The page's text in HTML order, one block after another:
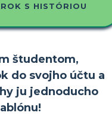
S HISTÓRIOU
študentom,
do svojho účtu a
ju jednoducho